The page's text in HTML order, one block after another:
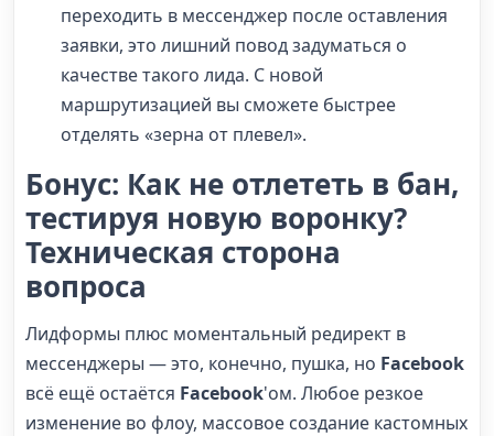
переходить в мессенджер после оставления
заявки, это лишний повод задуматься о
качестве такого лида. С новой
маршрутизацией вы сможете быстрее
отделять «зерна от плевел».
Бонус: Как не отлететь в бан,
тестируя новую воронку?
Техническая сторона
вопроса
Лидформы плюс моментальный редирект в
мессенджеры — это, конечно, пушка, но Facebook
всё ещё остаётся Facebook'ом. Любое резкое
изменение во флоу, массовое создание кастомных